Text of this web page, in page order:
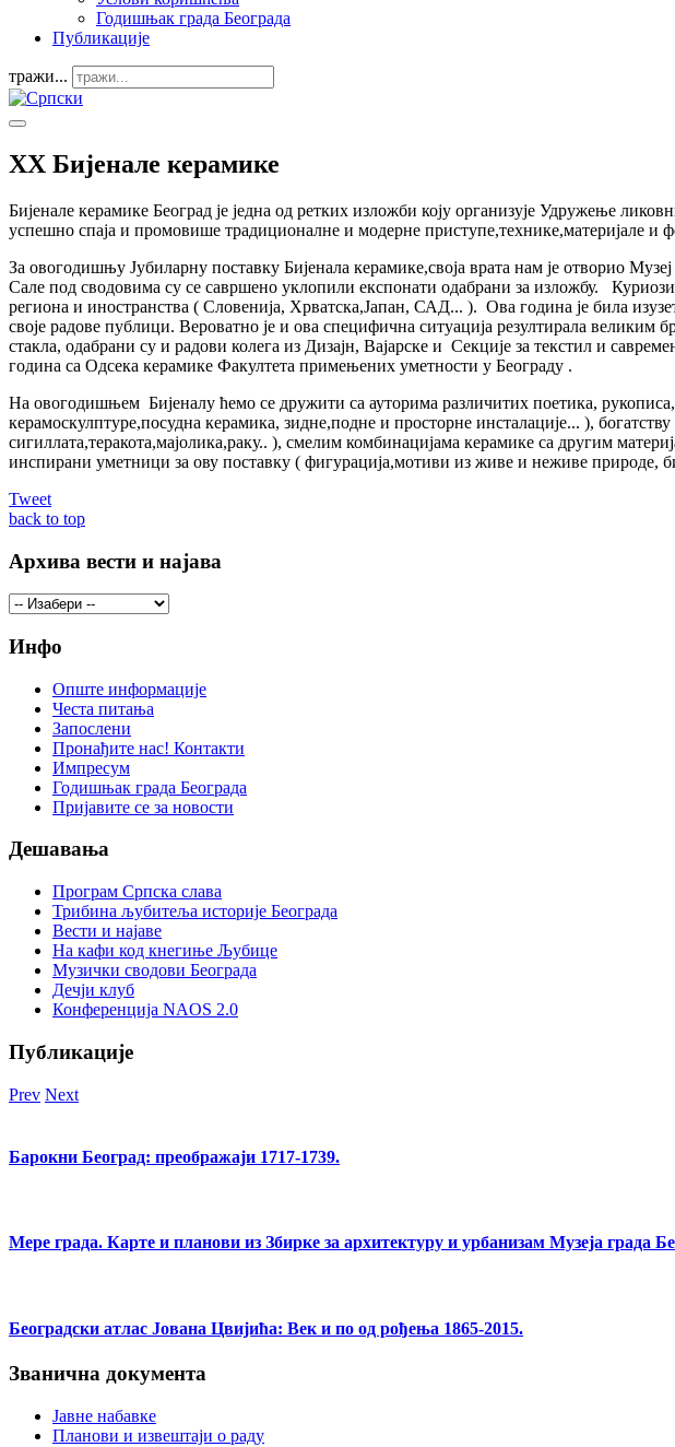
Годишњак града Београда
Публикације
тражи...
XX Бијенале керамике
Бијенале керамике Београд је једна од ретких изложби коју организује Удружење
успешно спаја и промовише традиционалне и модерне приступе,технике,материјале и
За овогодишњу Јубиларну поставку Бијенала керамике,своја врата нам је отворио
Сале под сводовима су се савршено уклопили експонати одабрани за изложбу.
региона и иностранства ( Словенија, Хрватска,Јапан, САД... ). Ова година је била
своје радове публици. Вероватно је и ова специфична ситуација резултирала великим
стакла, одабрани су и радови колега из Дизајн, Вајарске и Секције за текстил и
година са Одсека керамике Факултета примењених уметности у Београду .
На овогодишњем Бијеналу ћемо се дружити са ауторима различитих поетика,
керамоскулптуре,посудна керамика, зидне,подне и просторне инсталације... ),
сигиллата,теракота,мајолика,раку.. ), смелим комбинацијама керамике са другим
инспирани уметници за ову поставку ( фигурација,мотиви из живе и неживе природе,
Tweet
back to top
Архива вести и најава
Инфо
Опште информације
Честа питања
Запослени
Пронађите нас! Контакти
Импресум
Годишњак града Београда
Пријавите се за новости
Дешавања
Програм Српска слава
Трибина љубитеља историје Београда
Beсти и најаве
На кафи код кнегиње Љубице
Музички сводови Београда
Дечји клуб
Конференција NAOS 2.0
Публикације
Prev Next
Барокни Београд: преображаји 1717-1739.
Мере града. Карте и планови из Збирке за архитектуру и урбанизам Музеја града
Београдски атлас Јована Цвијића: Век и по од рођења 1865-2015.
Званична документа
Јавне набавке
Планови и извештаји о раду